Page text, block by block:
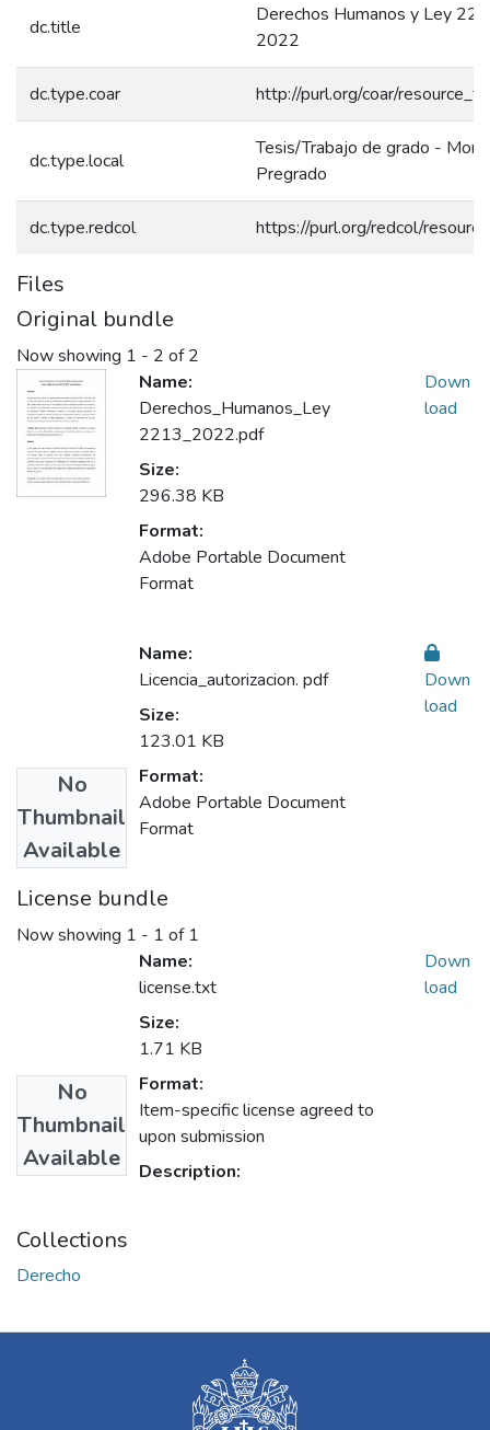
dc.title
Derechos Humanos y Ley
2022
dc.type.coar http://purl.org/coar/
dc.type.local
Tesis/Trabajo de grado -
Pregrado
dc.type.redcol https://purl.org/redcol/
Files
Original bundle
Now showing 1 - 2 of 2
Name:
Derechos_Humanos_Ley
2213_2022.pdf
Size:
296.38 KB
Format:
Adobe Portable Document
Format
Down
load
No
Thumbnail
Available
Name:
Licencia_autorizacion. pdf
Size:
123.01 KB
Format:
Adobe Portable Document
Format
Down
load
License bundle
Now showing 1 - 1 of 1
No
Thumbnail
Available
Name:
license.txt
Size:
1.71 KB
Format:
Item-specific license agreed to
upon submission
Description:
Down
load
Collections
Derecho